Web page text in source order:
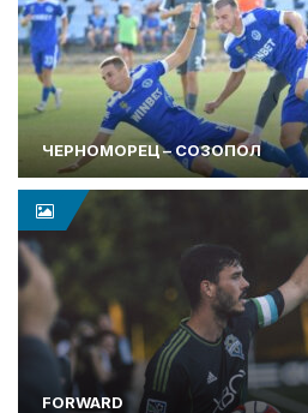
ЧЕРНОМОРЕЦ – СОЗОПОЛ
FORWARD